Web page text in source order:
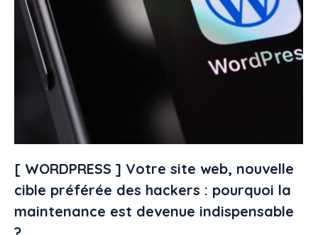
[ WORDPRESS ] Votre site web, nouvelle
cible préférée des hackers : pourquoi la
maintenance est devenue indispensable